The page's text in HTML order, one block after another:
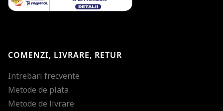
COMENZI, LIVRARE, RETUR
Intrebari frecvente
Metode de plata
Metode de livrare